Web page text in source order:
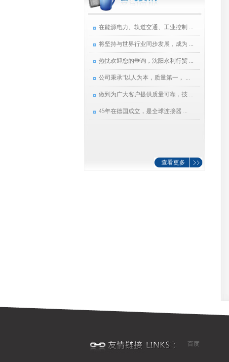
在能源电力、轨道交通、工业控制 ...
将坚持与世界行业同步发展，成为 ...
热忱欢迎您的垂询，沈阳永利行贸 ...
公司秉承“以人为本，质量第一， ...
做到为广大客户提供质量可靠，技 ...
45年在德国成立，是全球连接器 ...
查看更多
百度